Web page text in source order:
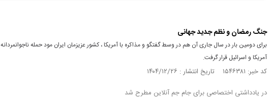
جنگ رمضان و نظم جدید جهانی
برای دومین بار در سال جاری آن هم در وسط گفتگو و مذاکره با آمریکا ، کشور عزیزمان ایران مود حمله ناجوانمردانه
آمریکا و اسرائیل قرار گرفت.
کد خبر: ۱۵۴۶۳۸۱ تاریخ انتشار : ۱۴۰۴/۱۲/۲۶
در یادداشتی اختصاصی برای جام جم آنلاین مطرح شد